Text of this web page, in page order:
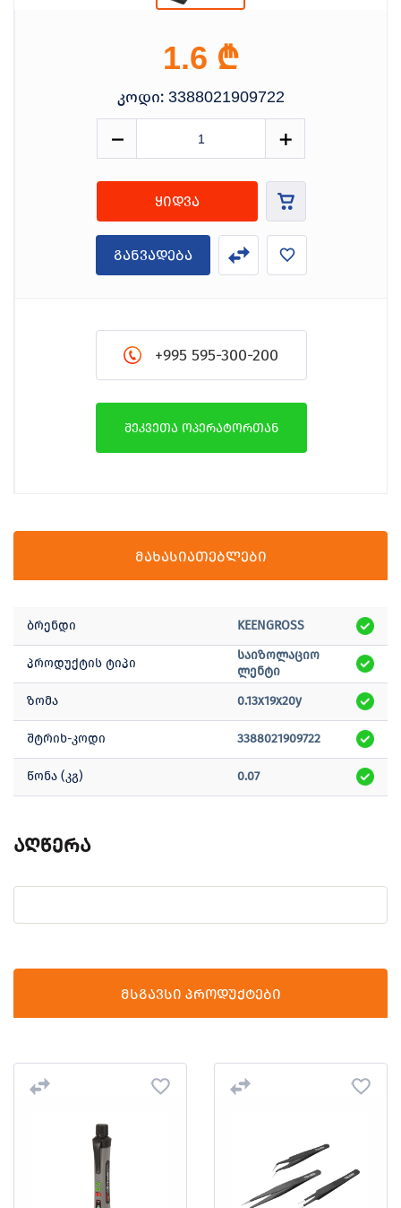
1.6 ₾
კოდი: 3388021909722
ყიდვა
განვადება
+995 595-300-200
შეკვეთა ოპერატორთან
მახასიათებლები
ბრენდი KEENGROSS
პროდუქტის ტიპი
საიზოლაციო
ლენტი
ზომა
0.13x19x20y
შტრიხ-კოდი 3388021909722
წონა (კგ) 0.07
აღწერა
მსგავსი პროდუქტები